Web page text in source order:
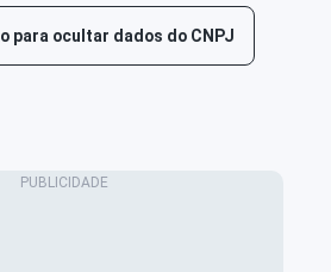
para ocultar dados do CNPJ